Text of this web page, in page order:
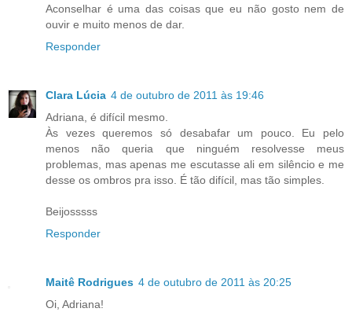
Aconselhar é uma das coisas que eu não gosto nem de
ouvir e muito menos de dar.
Responder
Clara Lúcia 4 de outubro de 2011 às 19:46
Adriana, é difícil mesmo.
Às vezes queremos só desabafar um pouco. Eu pelo
menos não queria que ninguém resolvesse meus
problemas, mas apenas me escutasse ali em silêncio e me
desse os ombros pra isso. É tão difícil, mas tão simples.
Beijosssss
Responder
Maitê Rodrigues 4 de outubro de 2011 às 20:25
Oi, Adriana!